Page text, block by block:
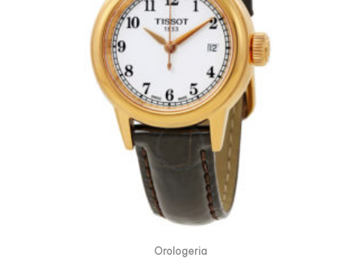
Orologeria